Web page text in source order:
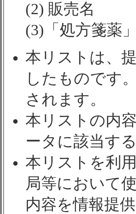
(2) 販売名
(3)「処方箋薬
本リストは、
したものです
されます。
本リストの内
ータに該当す
本リストを利
局等において
内容を情報提